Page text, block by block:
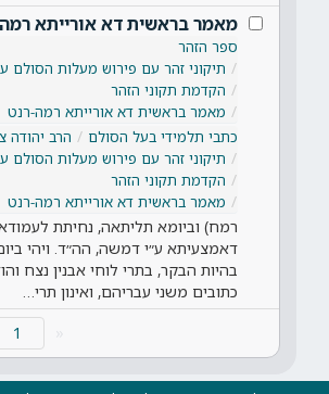
מאמר בראשית דא אורייתא
ספר הזהר
תיקוני זהר עם פירוש מעלות הסולם
הקדמת תקוני הזהר
מאמר בראשית דא אורייתא רמה-רנט
כתבי תלמידי בעל הסולם
הרב יהודה
תיקוני זהר עם פירוש מעלות הסולם
הקדמת תקוני הזהר
מאמר בראשית דא אורייתא רמה-רנט
רמח) וביומא תליתאה, נחיתת
דאמצעיתא ע״י דמשה, הה״ד. ויהי
בהיות הבקר, בתרי לוחי אבנין נצח
כתובים משני עבריהם, ואינון תרי…